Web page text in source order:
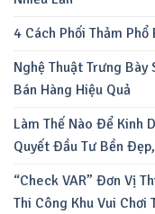
4 Cách Phối Thảm
Nghệ Thuật Trưng Bày
Bán Hàng Hiệu Quả
Làm Thế Nào Để Kinh
Quyết Đầu Tư Bền
“Check VAR” Đơn Vị
Thi Công Khu Vui Chơi